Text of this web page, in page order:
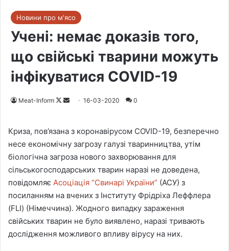
Новини про м'ясо
Учені: немає доказів того,
що свійські тварини можуть
інфікуватися COVID-19
Meat-Inform
F
o
w
o
n
X
d
a
n
e
m
a
i
l
16-03-2020 0
Криза, пов’язана з коронавірусом COVID-19, безперечно
несе економічну загрозу галузі тваринництва, утім
біологічна загроза нового захворювання для
сільськогосподарських тварин наразі не доведена,
повідомляє Асоціація “Свинарі України” (АСУ) з
посиланням на вчених з Інституту Фрідріха Леффлера
(FLI) (Німеччина). Жодного випадку зараження
свійських тварин не було виявлено, наразі тривають
дослідження можливого впливу вірусу на них.